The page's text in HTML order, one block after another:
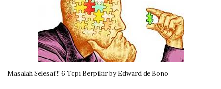
Masalah Selesai!!! 6 Topi Berpikir by Edward de Bono